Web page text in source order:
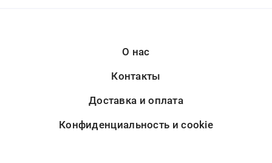
О нас
Контакты
Доставка и оплата
Конфиденциальность и cookie